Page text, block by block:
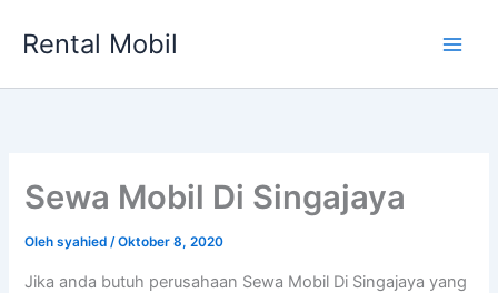
Rental Mobil
Sewa Mobil Di Singajaya
Olehsyahied/Oktober 8, 2020
Jika anda butuh perusahaan Sewa Mobil Di Singajaya yang